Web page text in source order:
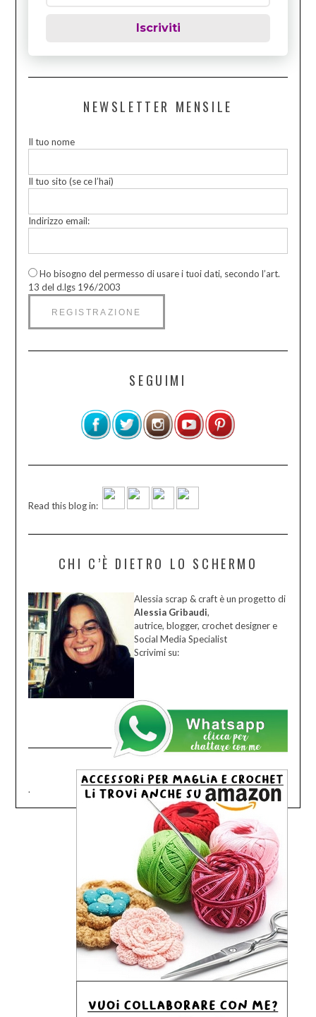
Iscriviti
NEWSLETTER MENSILE
Il tuo nome
Il tuo sito (se ce l’hai)
Indirizzo email:
Ho bisogno del permesso di usare i tuoi dati, secondo l’art.
13 del d.lgs 196/2003
SEGUIMI
Read this blog in:
CHI C’È DIETRO LO SCHERMO
Alessia scrap & craft è un progetto di
Alessia Gribaudi,
autrice, blogger, crochet designer e
Social Media Specialist
Scrivimi su:
.